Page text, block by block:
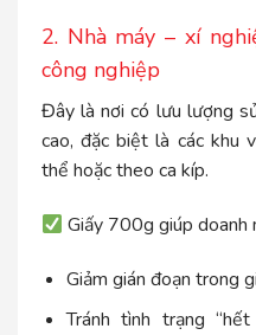
2. Nhà máy – xí
công nghiệp
Đây là nơi có lưu lượng
cao, đặc biệt là các khu
thể hoặc theo ca kíp.
Giấy 700g giúp doanh
Giảm gián đoạn trong
Tránh tình trạng